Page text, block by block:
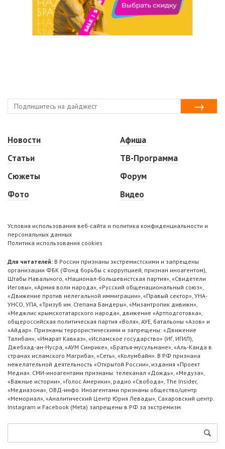
Новости
Статьи
Сюжеты
Фото
Афиша
ТВ-Программа
Форум
Видео
Условия использования веб-сайта и политика конфиденциальности и
персональных данных
Политика использования cookies
Для читателей: В России признаны экстремистскими и запрещены
организации ФБК (Фонд борьбы с коррупцией, признан иноагентом),
Штабы Навального, «Национал-большевистская партия», «Свидетели
Иеговы», «Армия воли народа», «Русский общенациональный союз»,
«Движение против нелегальной иммиграции», «Правый сектор», УНА-
УНСО, УПА, «Тризуб им. Степана Бандеры», «Мизантропик дивижн»,
«Меджлис крымскотатарского народа», движение «Артподготовка»,
общероссийская политическая партия «Воля», АУЕ, батальоны «Азов» и
«Айдар». Признаны террористическими и запрещены: «Движение
Талибан», «Имарат Кавказ», «Исламское государство» (ИГ, ИГИЛ),
Джебхад-ан-Нусра, «АУМ Синрике», «Братья-мусульмане», «Аль-Каида в
странах исламского Магриба», «Сеть», «Колумбайн». В РФ признана
нежелательной деятельность «Открытой России», издания «Проект
Медиа». СМИ-иноагентами признаны: телеканал «Дождь», «Медуза»,
«Важные истории», «Голос Америки», радио «Свобода», The Insider,
«Медиазона», ОВД-инфо. Иноагентами признаны общество/центр
«Мемориал», «Аналитический Центр Юрия Левады», Сахаровский центр.
Instagram и Facebook (Metа) запрещены в РФ за экстремизм.